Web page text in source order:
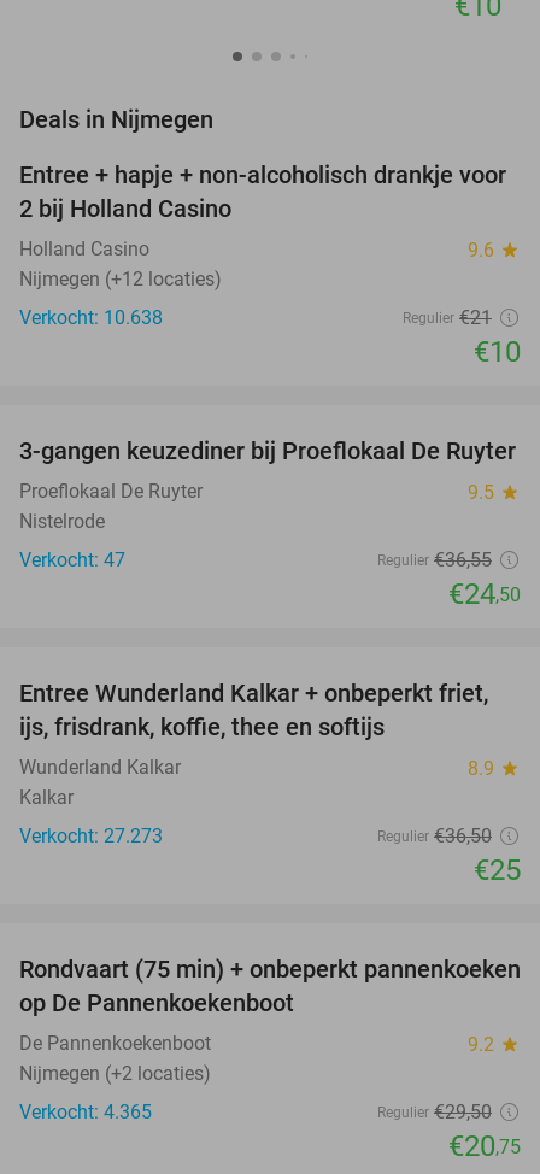
Deals in Nijmegen
52%
Entree + hapje + non-alcoholisch drankje voor
2 bij Holland Casino
Holland Casino 9.6 star
Nijmegen (+12 locaties)
Verkocht: 10.638
Regulier €21
€10
33%
NEW
TODAY
3-gangen keuzediner bij Proeflokaal De Ruyter
Proeflokaal De Ruyter 9.5 star
Nistelrode
Verkocht: 47
Regulier €36,55
€24,50
32%
Entree Wunderland Kalkar + onbeperkt friet,
ijs, frisdrank, koffie, thee en softijs
Wunderland Kalkar 8.9 star
Kalkar
Verkocht: 27.273
Regulier €36,50
€25
30%
Rondvaart (75 min) + onbeperkt pannenkoeken
op De Pannenkoekenboot
De Pannenkoekenboot 9.2 star
Nijmegen (+2 locaties)
Verkocht: 4.365
Regulier €29,50
€20,75